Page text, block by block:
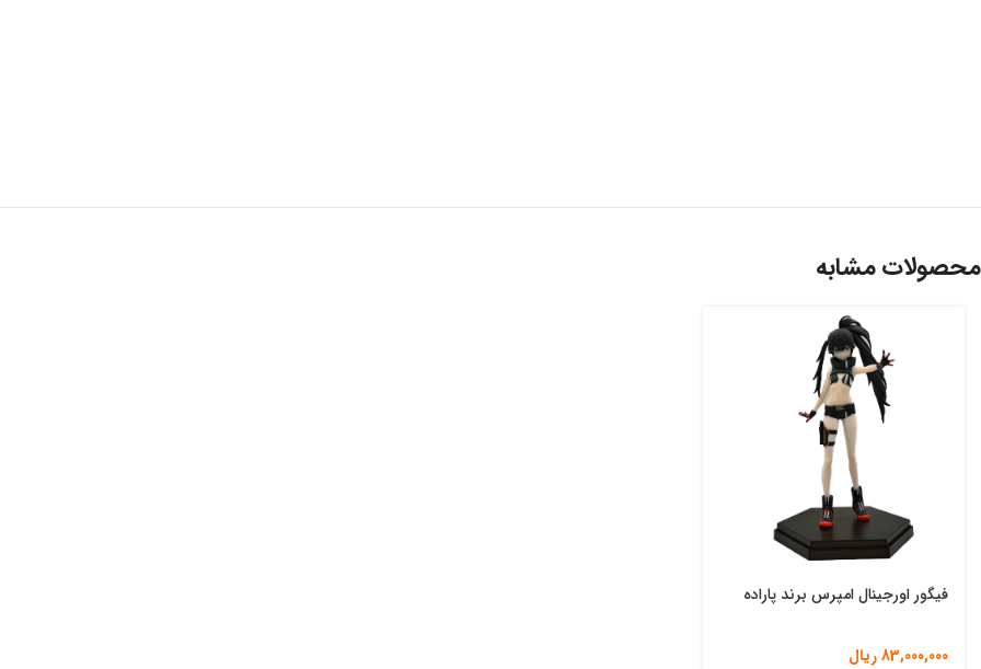
محصولات مشابه
فیگور اورجینال امپرس برند پاراده
83,000,000ریال